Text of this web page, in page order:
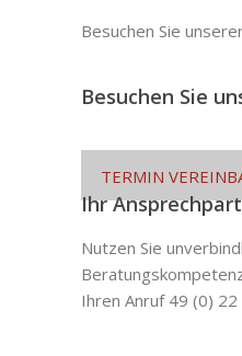
Besuchen Sie
Besuchen Sie
TERMIN
Ihr
Nutzen Sie
Ihren Anruf 49 (0)